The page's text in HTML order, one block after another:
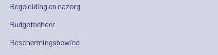
Begeleiding en nazorg
Budgetbeheer
Beschermingsbewind